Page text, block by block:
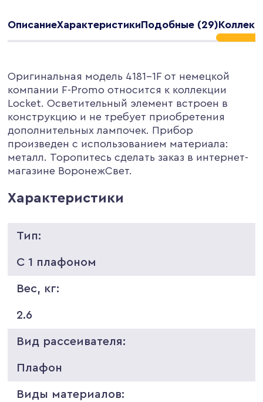
ОписаниеХарактеристикиПодобные (29)
Оригинальная модель 4181-1F от немецкой
компании F-Promo относится к коллекции
Locket. Осветительный элемент встроен в
конструкцию и не требует приобретения
дополнительных лампочек. Прибор
произведен с использованием материала:
металл. Торопитесь сделать заказ в интернет-
магазине ВоронежСвет.
Характеристики
Тип:
С 1 плафоном
Вес, кг:
2.6
Вид рассеивателя:
Плафон
Виды материалов: